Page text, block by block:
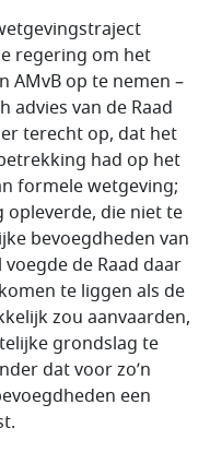
regering om het
AMvB op te nemen –
advies van de Raad
terecht op, dat het
had op het
formele wetgeving;
die niet te
bevoegdheden van
de Raad daar
te liggen als de
zou aanvaarden,
grondslag te
dat voor zo’n
een